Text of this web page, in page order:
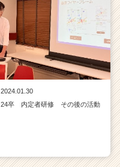
2024.01.30
24卒 内定者研修 その後の活動